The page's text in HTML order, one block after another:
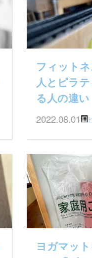
フィット
人とピラ
る人の違い
2022.08.01
ヨガマッ